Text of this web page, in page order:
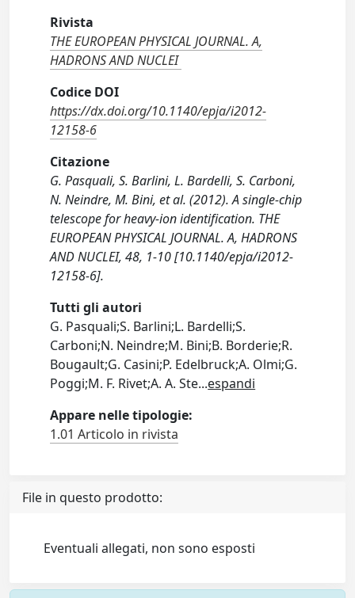
Rivista
THE EUROPEAN PHYSICAL JOURNAL. A,
HADRONS AND NUCLEI
Codice DOI
https://dx.doi.org/10.1140/epja/i2012-
12158-6
Citazione
G. Pasquali, S. Barlini, L. Bardelli, S. Carboni,
N. Neindre, M. Bini, et al. (2012). A single-chip
telescope for heavy-ion identification. THE
EUROPEAN PHYSICAL JOURNAL. A, HADRONS
AND NUCLEI, 48, 1-10 [10.1140/epja/i2012-
12158-6].
Tutti gli autori
G. Pasquali;S. Barlini;L. Bardelli;S.
Carboni;N. Neindre;M. Bini;B. Borderie;R.
Bougault;G. Casini;P. Edelbruck;A. Olmi;G.
Poggi;M. F. Rivet;A. A. Ste...espandi
Appare nelle tipologie:
1.01 Articolo in rivista
File in questo prodotto:
Eventuali allegati, non sono esposti